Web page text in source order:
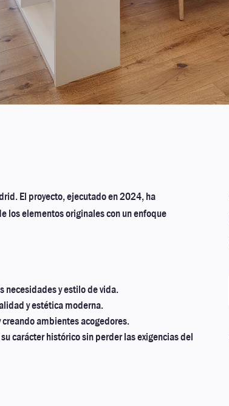
El proyecto, ejecutado en 2024, ha
los elementos originales con un enfoque
necesidades y estilo de vida.
y estética moderna.
ambientes acogedores.
carácter histórico sin perder las exigencias del